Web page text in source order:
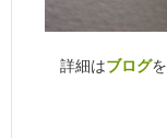
詳細はブログ